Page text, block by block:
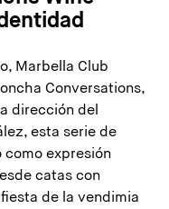
Marbella Club
Conversations,
dirección del
esta serie de
como expresión
catas con
de la vendimia